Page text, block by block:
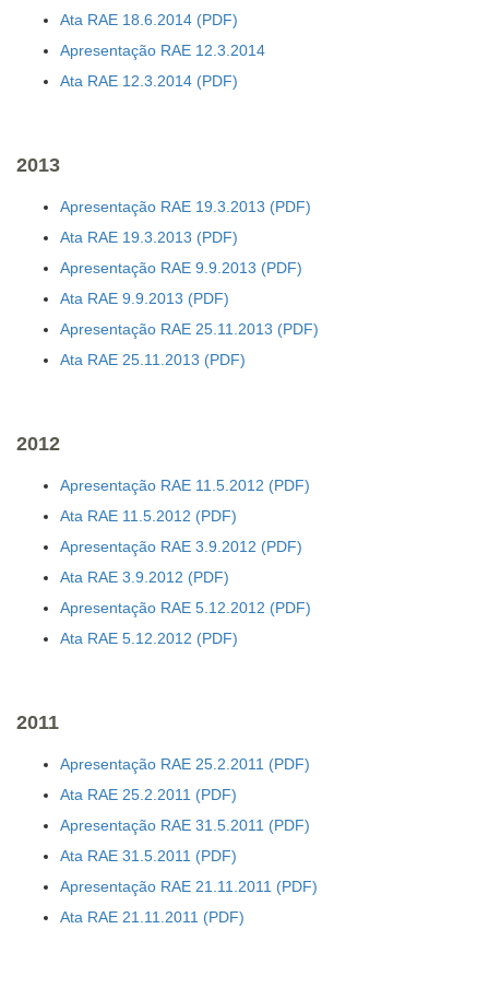
Ata RAE 18.6.2014
Apresentação RAE 12.3.2014
Ata RAE 12.3.2014
2013
Apresentação RAE 19.3.2013
Ata RAE 19.3.2013
Apresentação RAE 9.9.2013
Ata RAE 9.9.2013
Apresentação RAE 25.11.2013
Ata RAE 25.11.2013
2012
Apresentação RAE 11.5.2012
Ata RAE 11.5.2012
Apresentação RAE 3.9.2012
Ata RAE 3.9.2012
Apresentação RAE 5.12.2012
Ata RAE 5.12.2012
2011
Apresentação RAE 25.2.2011
Ata RAE 25.2.2011
Apresentação RAE 31.5.2011
Ata RAE 31.5.2011
Apresentação RAE 21.11.2011
Ata RAE 21.11.2011